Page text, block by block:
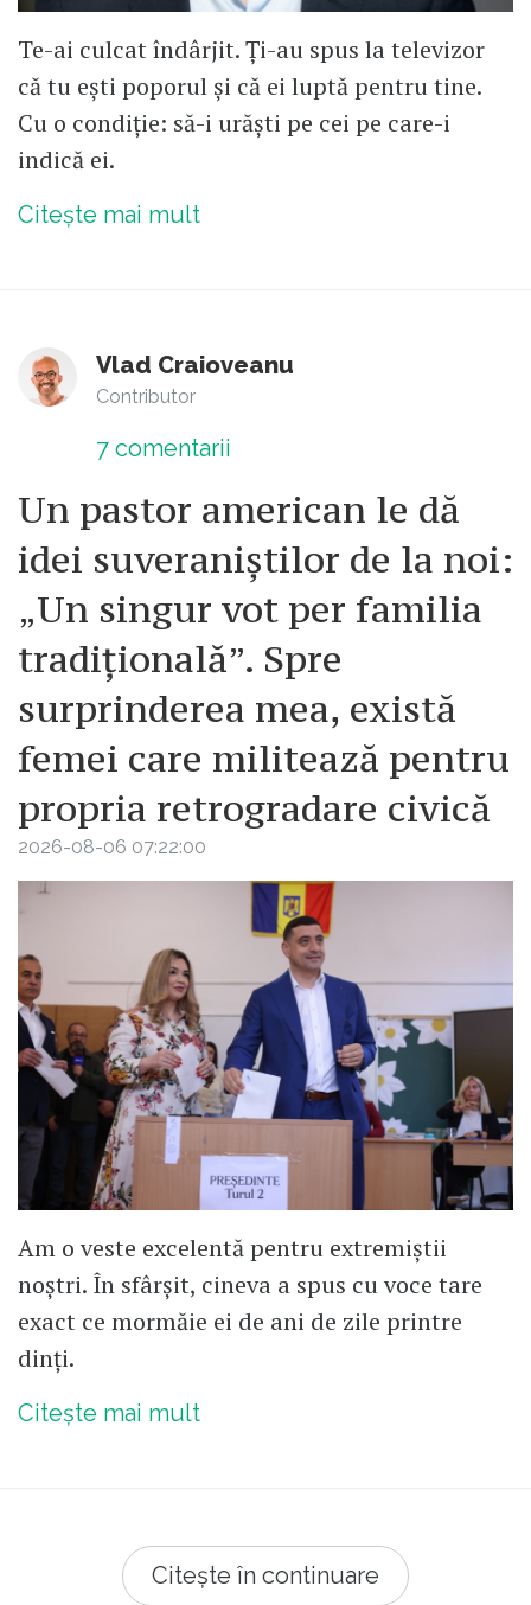
Te-ai culcat îndârjit. Ți-au spus la televizor
că tu ești poporul și că ei luptă pentru tine.
Cu o condiție: să-i urăști pe cei pe care-i
indică ei.
Citește mai mult
Vlad Craioveanu
Contributor
7 comentarii
Un pastor american le dă
idei suveraniștilor de la noi:
„Un singur vot per familia
tradițională”. Spre
surprinderea mea, există
femei care militează pentru
propria retrogradare civică
2026-08-06 07:22:00
Am o veste excelentă pentru extremiștii
noștri. În sfârșit, cineva a spus cu voce tare
exact ce mormăie ei de ani de zile printre
dinți.
Citește mai mult
Citește în continuare